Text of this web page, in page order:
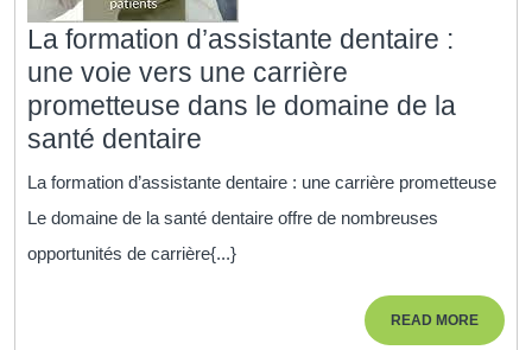
La formation d’assistante dentaire :
une voie vers une carrière
prometteuse dans le domaine de la
santé dentaire
formation
d’assistante
:
La formation d’assistante dentaire : une carrière prometteuse
Le domaine de la santé dentaire offre de nombreuses
opportunités de carrière{...}
READ MOREREAD
MORE